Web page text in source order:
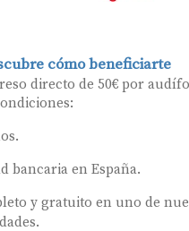
cómo beneficiarte
directo de 50€ por
bancaria en España.
y gratuito en uno de